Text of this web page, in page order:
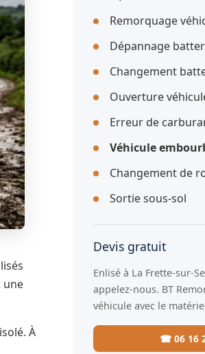
une
À
Remorquage
Dépannage
Changement
Ouverture
Erreur de
Véhicule
Changement de
Sortie sous-sol
Devis gratuit
Enlisé à La Frette-sur-
appelez-nous. BT
véhicule avec le
☎ 06 16